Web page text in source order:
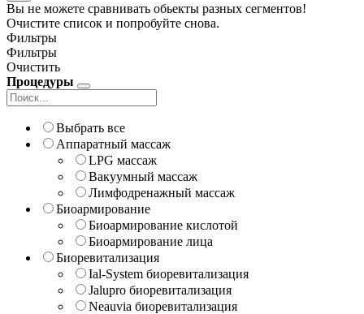
Вы не можете сравнивать обьекты разных сегментов!
Очистите список и попробуйте снова.
Фильтры
Фильтры
Очистить
Процедуры
Выбрать все
Аппаратный массаж
LPG массаж
Вакуумный массаж
Лимфодренажный массаж
Биоармирование
Биоармирование кислотой
Биоармирование лица
Биоревитализация
Ial-System биоревитализация
Jalupro биоревитализация
Neauvia биоревитализация